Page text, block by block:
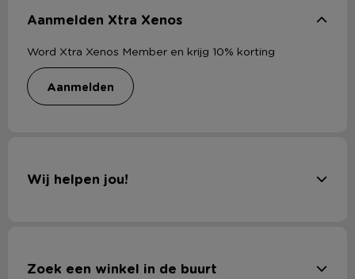
Aanmelden Xtra Xenos
Word Xtra Xenos Member en krijg 10% korting
aanmelden
Wij helpen jou!
Zoek een winkel in de buurt